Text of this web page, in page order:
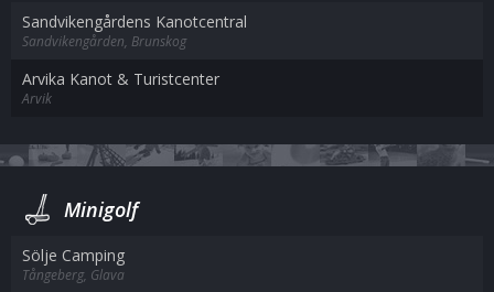
Sandvikengårdens Kanotcentral
Sandvikengården, Brunskog
Arvika Kanot & Turistcenter
Arvik
Minigolf
Sölje Camping
Tångeberg, Glava